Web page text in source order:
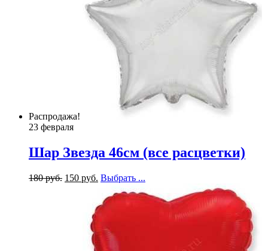
Распродажа!
23 февраля
Шар Звезда 46см (все расцветки)
180руб. 150 руб. Выбрать ...